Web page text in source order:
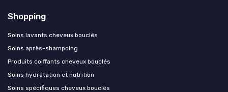
Shopping
Soins lavants cheveux bouclés
Soins après-shampoing
Produits coiffants cheveux bouclés
Soins hydratation et nutrition
Soins spécifiques cheveux bouclés